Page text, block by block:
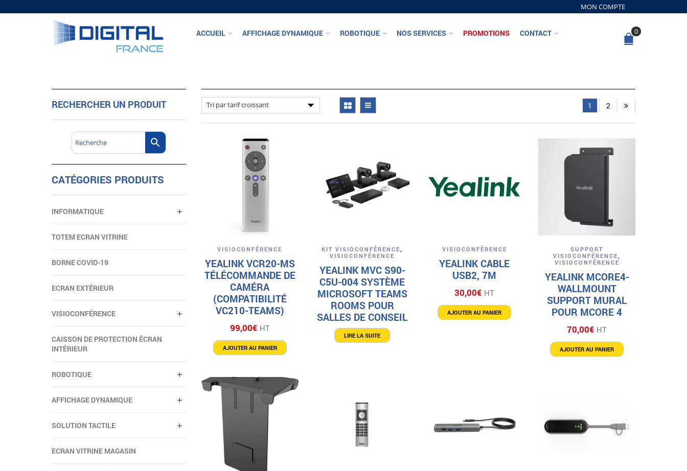
MON COMPTE
ACCUEIL AFFICHAGE DYNAMIQUE ROBOTIQUE NOS SERVICES PROMOTIONS CONTACT 0
1 2
Aperçu
VISIOCONFÉRENCE
YEALINK VCR20-MS
TÉLÉCOMMANDE DE
CAMÉRA
(COMPATIBILITÉ
VC210-TEAMS)
99,00€ HT
AJOUTER AU PANIER
Aperçu
KIT VISIOCONFÉRENCE
VISIOCONFÉRENCE
YEALINK MVC S90-
C5U-004 SYSTÈME
MICROSOFT TEAMS
ROOMS POUR
SALLES DE CONSEIL
LIRE LA SUITE
Aperçu
VISIOCONFÉRENCE
YEALINK CABLE
USB2, 7M
30,00€ HT
AJOUTER AU PANIER
SUPPORT
VISIOCONFÉRENCE
VISIOCONFÉRENCE
YEALINK MCORE4-
WALLMOUNT
SUPPORT MURAL
POUR MCORE 4
70,00€ HT
AJOUTER AU PANIER
RECHERCHER UN PRODUIT
CATÉGORIES PRODUITS
INFORMATIQUE
TOTEM ECRAN VITRINE
BORNE COVID-19
ECRAN EXTÉRIEUR
VISIOCONFÉRENCE
CAISSON DE PROTECTION ÉCRAN
INTÉRIEUR
ROBOTIQUE
AFFICHAGE DYNAMIQUE
SOLUTION TACTILE
ECRAN VITRINE MAGASIN